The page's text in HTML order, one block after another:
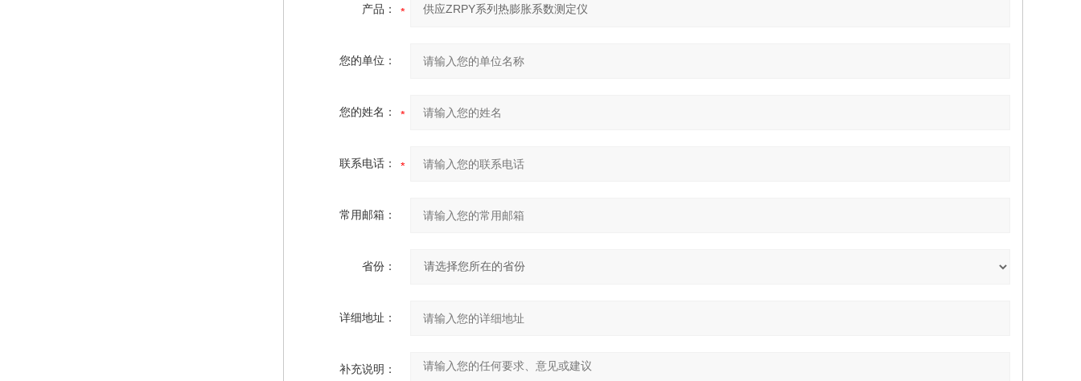
产品：
您的单位：
您的姓名：
联系电话：
常用邮箱：
省份：
详细地址：
补充说明：